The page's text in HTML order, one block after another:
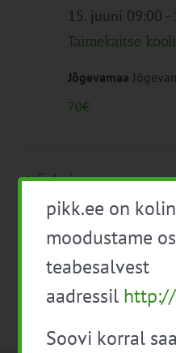
15. juuni 09:00 -
Taimekaitse
Jõgevamaa
70€
Eelmine päev
Telli
pikk.ee on
moodustame
teabesalvest
aadressil
Soovi korral